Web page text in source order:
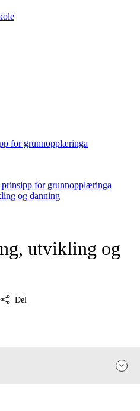
for grunnopplæringa
for grunnopplæringa
og danning
utvikling og
Del